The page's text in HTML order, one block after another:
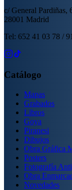
c/ General Pardiñas,
28001 Madrid
Tel: 652 41 03 78 /
Catálogo
Mapas
Grabados
Libros
Goya
Piranesi
Dibujos
Obra Gráfica
Posters
Fotografía
Obra
Novedades